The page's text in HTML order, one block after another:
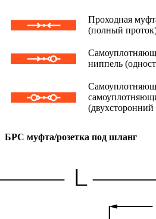
Проходная
(полный
ниппель
(двухсторонний
БРС муфта/розетка под шланг